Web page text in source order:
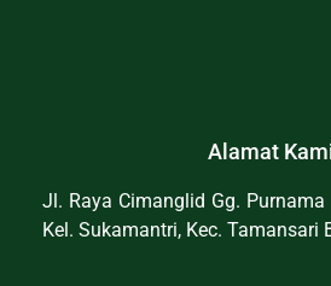
Alamat
Jl. Raya Cimanglid Gg. Purnama
Kel. Sukamantri, Kec. Tamansari